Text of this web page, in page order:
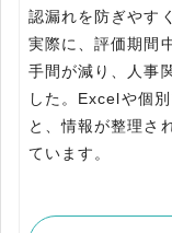
認漏れを防ぎやす
実際に、評価期間
手間が減り、人事
した。Excelや個
と、情報が整理さ
ています。